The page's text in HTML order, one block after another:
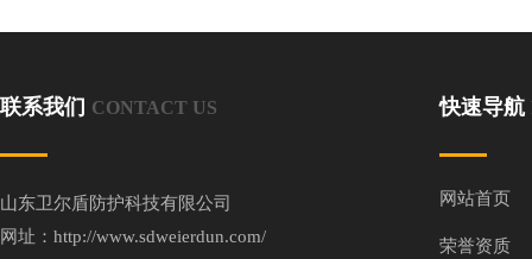
联系我们 CONTACT US
山东卫尔盾防护科技有限公司
网址：http://www.sdweierdun.com/
快速导航
网站首页
荣誉资质